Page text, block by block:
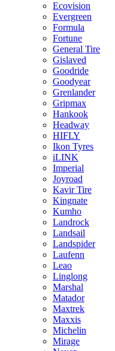
Ecovision
Evergreen
Formula
Fortune
General Tire
Gislaved
Goodride
Goodyear
Grenlander
Gripmax
Hankook
Headway
HIFLY
Ikon Tyres
iLINK
Imperial
Joyroad
Kavir Tire
Kingnate
Kumho
Landrock
Landsail
Landspider
Laufenn
Leao
Linglong
Marshal
Matador
Maxtrek
Maxxis
Michelin
Mirage